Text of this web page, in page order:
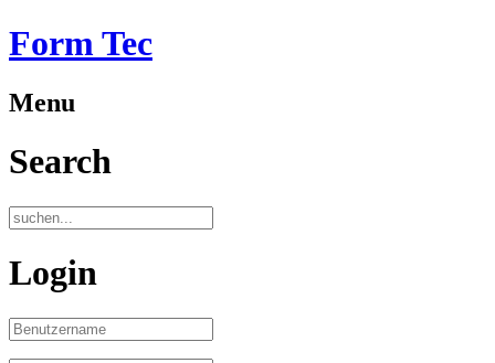
Form Tec
Menu
Search
Login